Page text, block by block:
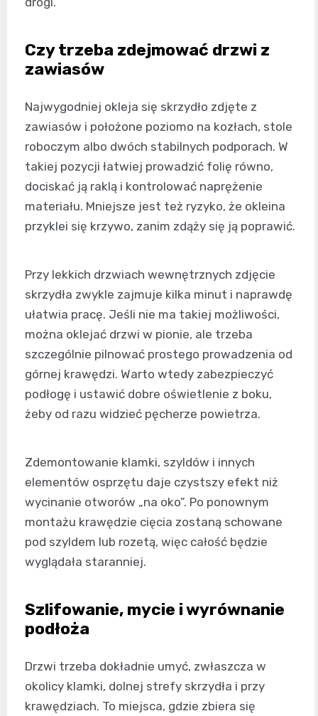
Czy trzeba zdejmować drzwi z
zawiasów
Najwygodniej okleja się skrzydło zdjęte z
zawiasów i położone poziomo na kozłach, stole
roboczym albo dwóch stabilnych podporach. W
takiej pozycji łatwiej prowadzić folię równo,
dociskać ją raklą i kontrolować naprężenie
materiału. Mniejsze jest też ryzyko, że okleina
przyklei się krzywo, zanim zdąży się ją poprawić.
Przy lekkich drzwiach wewnętrznych zdjęcie
skrzydła zwykle zajmuje kilka minut i naprawdę
ułatwia pracę. Jeśli nie ma takiej możliwości,
można oklejać drzwi w pionie, ale trzeba
szczególnie pilnować prostego prowadzenia od
górnej krawędzi. Warto wtedy zabezpieczyć
podłogę i ustawić dobre oświetlenie z boku,
żeby od razu widzieć pęcherze powietrza.
Zdemontowanie klamki, szyldów i innych
elementów osprzętu daje czystszy efekt niż
wycinanie otworów „na oko”. Po ponownym
montażu krawędzie cięcia zostaną schowane
pod szyldem lub rozetą, więc całość będzie
wyglądała staranniej.
Szlifowanie, mycie i wyrównanie
podłoża
Drzwi trzeba dokładnie umyć, zwłaszcza w
okolicy klamki, dolnej strefy skrzydła i przy
krawędziach. To miejsca, gdzie zbiera się